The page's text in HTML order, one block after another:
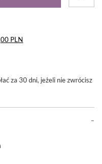
PLN
za 30 dni, jeżeli nie zwrócisz